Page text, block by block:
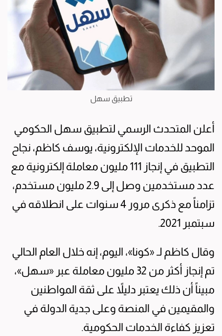
تطبيق سهل
أعلن المتحدث الرسمي لتطبيق سهل الحكومي
الموحد للخدمات الإلكترونية، يوسف كاظم، نجاح
التطبيق في إنجاز 111 مليون معاملة إلكترونية مع
عدد مستخدمين وصل إلى 2.9 مليون مستخدم،
تزامناً مع ذكرى مرور 4 سنوات على انطلاقه في
سبتمبر 2021.
وقال كاظم لـ «كونا»، اليوم، إنه خلال العام الحالي
تم إنجاز أكثر من 32 مليون معاملة عبر «سهل»،
مبيناً أن ذلك يعتبر دليلاً على ثقة المواطنين
والمقيمين في المنصة وعلى جدية الدولة في
تعزيز كفاءة الخدمات الحكومية.